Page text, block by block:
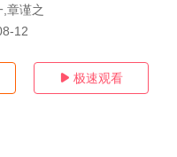
章谨之
12
 极速观看